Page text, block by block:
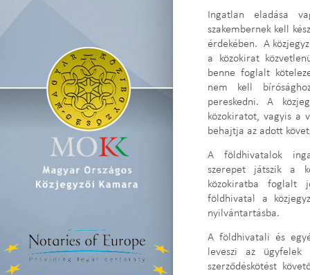
Ingatlan eladása
szakembernek kell
érdekében. A
a közokirat
benne foglalt
nem kell
pereskedni. A
közokiratot, vagyis a
behajtja az adott
A földhivatalok
szerepet játszik a
közokiratba foglalt
földhivatal a
nyilvántartásba.
A földhivatali és
leveszi az
szerződéskötést